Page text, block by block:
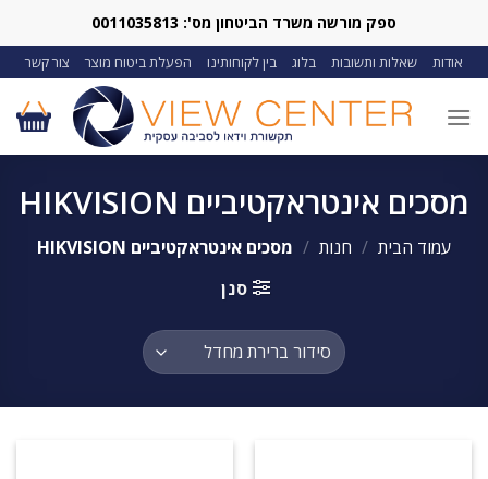
content
ספק מורשה משרד הביטחון מס': 0011035813
אודות שאלות ותשובות בלוג בין לקוחותינו הפעלת ביטוח מוצר צור קשר
מסכים אינטראקטיביים HIKVISION
עמוד הבית / חנות / מסכים אינטראקטיביים HIKVISION
סנן